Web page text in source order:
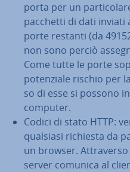
porta per un
pacchetti di dati inviati
porte restanti (da
non sono perciò
Come tutte le porte
po­ten­zia­le rischio per
so di esse si possono
computer.
Codici di stato HTTP:
qualsiasi richiesta da
un browser.
server comunica al